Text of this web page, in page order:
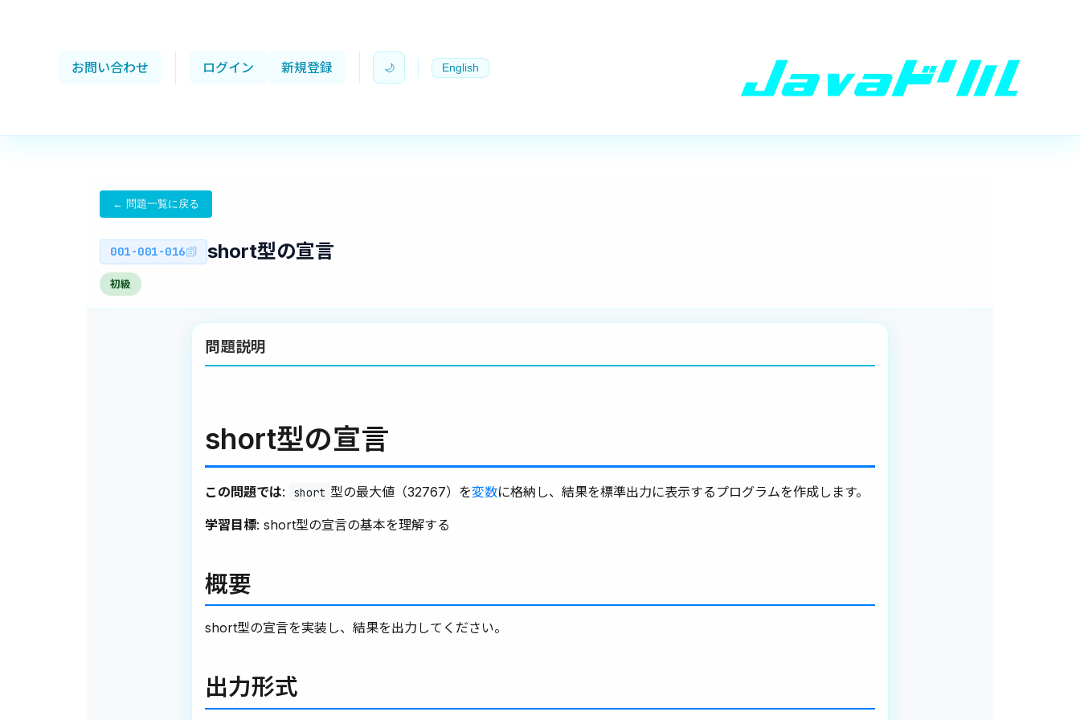
お問い合わせ ログイン 新規登録 🌙 English
← 問題一覧に戻る
001-001-016 short型の宣言
初級
問題説明
short型の宣言
この問題では: short 型の最大値（32767）を変数に格納し、結果を標準出力に表示するプログラムを作成します。
学習目標: short型の宣言の基本を理解する
概要
short型の宣言を実装し、結果を出力してください。
出力形式